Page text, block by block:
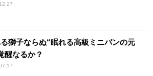
獅子ならぬ“眠れる高級ミニバンの元
醒なるか？